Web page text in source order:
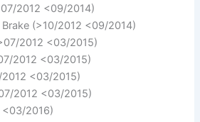
2012 <09/2014)
(>10/2012 <09/2014)
2012 <03/2015)
2012 <03/2015)
<03/2015)
2012 <03/2015)
<03/2016)